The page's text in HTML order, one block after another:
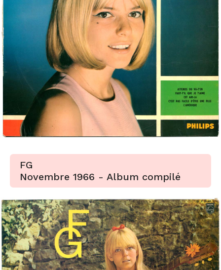
FG
Novembre 1966 - Album compilé